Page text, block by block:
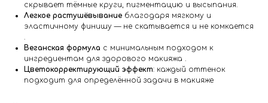
скрывает тёмные круги, пигментацию и высыпания.
Легкое растушёвывание благодаря мягкому и
эластичному финишу — не скатывается и не комкается
.
Веганская формула с минимальным подходом к
ингредиентам для здорового макияжа .
Цветокорректирующий эффект: каждый оттенок
подходит для определённой задачи в макияже